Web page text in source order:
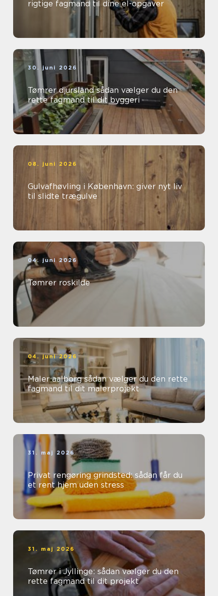
rigtige fagmand til dine el-opgaver
30. juni 2026
Tømrer djursland sådan vælger du den
rette fagmand til dit byggeri
08. juni 2026
Gulvafhøvling i København: giver nyt liv
til slidte trægulve
04. juni 2026
Tømrer roskilde
04. juni 2026
Maler aalborg sådan vælger du den rette
fagmand til dit malerprojekt
31. maj 2026
Privat rengøring grindsted: sådan får du
et rent hjem uden stress
31. maj 2026
Tømrer i Jyllinge: sådan vælger du den
rette fagmand til dit projekt